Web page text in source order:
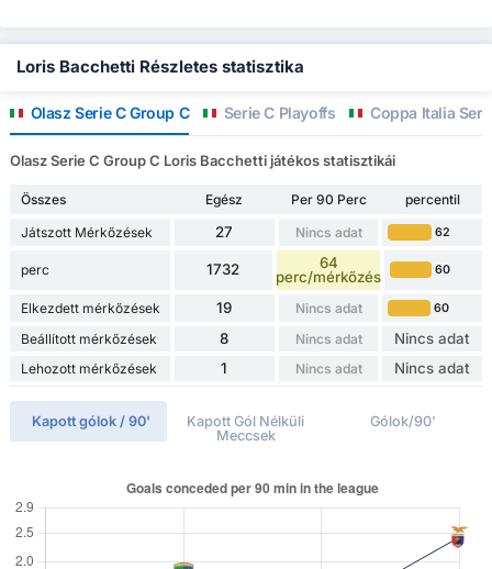
Loris Bacchetti Részletes statisztika
Olasz Serie C Group C Serie C Playoffs Coppa Italia
Olasz Serie C Group C Loris Bacchetti játékos statisztikái
Összes Egész Per 90 Perc
percentil
Játszott Mérkőzések
27 Nincs adat 62
perc 1732
64
perc/mérkőzés
60
Elkezdett mérkőzések 19 Nincs adat 60
Beállított mérkőzések 8 Nincs adat Nincs adat
Lehozott mérkőzések 1 Nincs adat Nincs adat
Kapott gólok / 90'
Kapott Gól Nélküli
Meccsek
Gólok/90'